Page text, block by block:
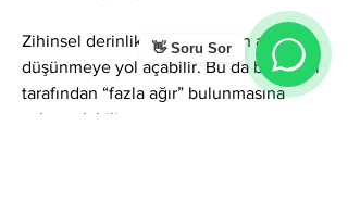
👋 Soru Sor
Zihinsel derinlik zaman zaman aşırı
düşünmeye yol açabilir. Bu da başkaları
tarafından “fazla ağır” bulunmasına
sebep olabilir.